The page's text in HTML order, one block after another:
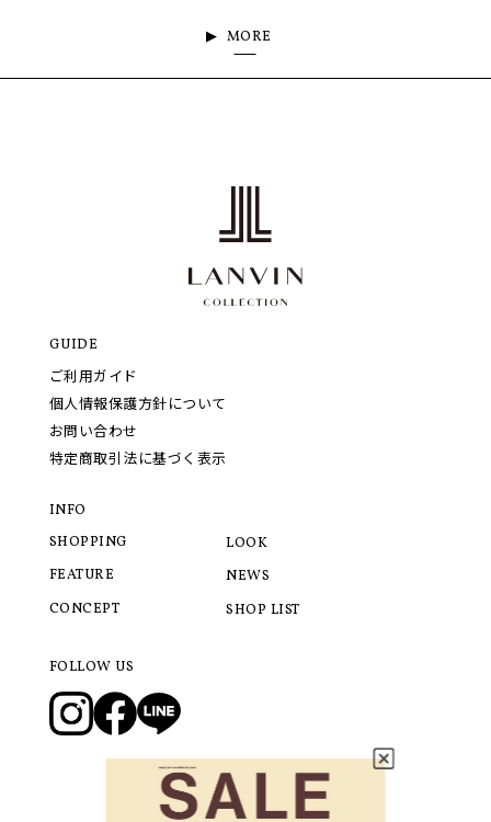
MORE
GUIDE
ご利用ガイド
個人情報保護方針について
お問い合わせ
特定商取引法に基づく表示
INFO
SHOPPING
FEATURE
CONCEPT
LOOK
NEWS
SHOP LIST
FOLLOW US